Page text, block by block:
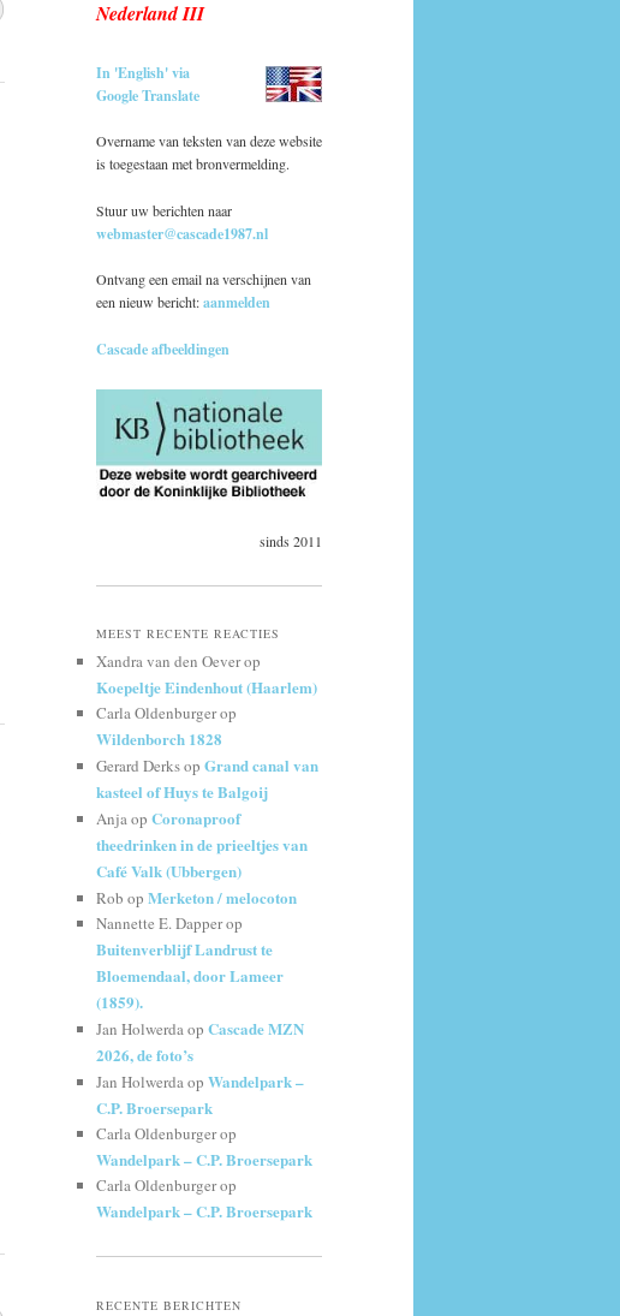
Nederland III
In 'English' via
Google Translate
Overname van teksten van deze website
is toegestaan met bronvermelding.
Stuur uw berichten naar
webmaster@cascade1987.nl
Ontvang een email na verschijnen van
een nieuw bericht:aanmelden
Cascade afbeeldingen
sinds 2011
MEEST RECENTE REACTIES
Xandra van den Oeverop
Koepeltje Eindenhout (Haarlem)
Carla Oldenburgerop
Wildenborch 1828
Gerard Derksop Grand canal van
kasteel of Huys te Balgoij
Anjaop Coronaproof
theedrinken in de prieeltjes van
Café Valk (Ubbergen)
Rob op Merketon / melocoton
Nannette E. Dapperop
Buitenverblijf Landrust te
Bloemendaal, door Lameer
(1859).
Jan Holwerdaop Cascade MZN
2026, de foto’s
Jan Holwerdaop Wandelpark –
C.P. Broersepark
Carla Oldenburgerop
Wandelpark – C.P. Broersepark
Carla Oldenburgerop
Wandelpark – C.P. Broersepark
RECENTE BERICHTEN